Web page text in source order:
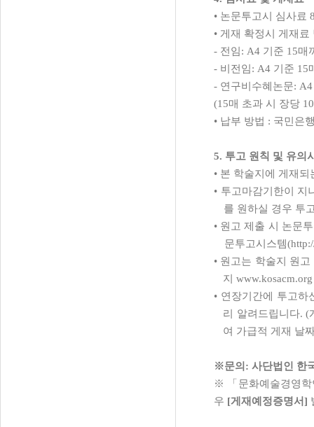
• 논문투고시 심사료
• 게재 확정시 게재료
- 전임: A4 기준 15매
- 비전임: A4 기준 15
- 연구비수혜논문:
(15매 초과 시 장당
• 납부 방법 : 국민은
5. 투고 원칙 및 유의
• 본 학술지에 게재
• 투고마감기한이 지
를 원하실 경우 투
• 원고 제출 시 논문
문투고시스템
• 원고는 학술지 원
지
• 연장기간에 투고하
리 알려드립니다. (
여 가급적 게재 날
※문의 : 사단법인 한
※ 「 문화예술경영학
우 [게재예정증명서]